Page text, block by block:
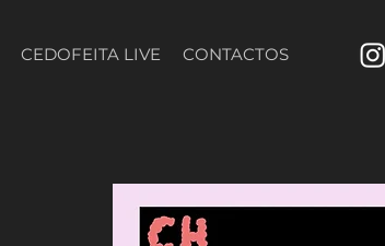
CEDOFEITA LIVE CONTACTOS